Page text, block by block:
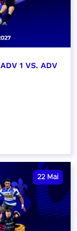
1 VS. ADV
22 Mai